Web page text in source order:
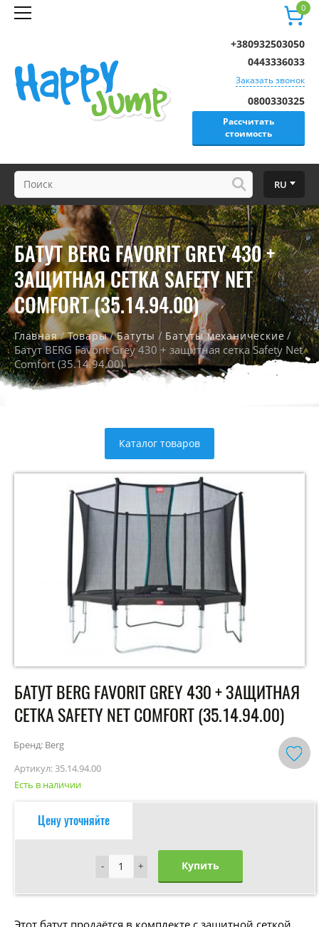
0
0800330325
Рассчитать
стоимость
+380932503050
0443336033
Заказать звонок
RU
БАТУТ BERG FAVORIT GREY 430 +
ЗАЩИТНАЯ СЕТКА SAFETY NET
COMFORT (35.14.94.00)
Главная/Товары/Батуты / Батуты механические /
Батут BERG Favorit Grey 430 + защитная сетка Safety Net
Comfort (35.14.94.00)
Каталог товаров
БАТУТ BERG FAVORIT GREY 430 + ЗАЩИТНАЯ
СЕТКА SAFETY NET COMFORT (35.14.94.00)
Бренд: Berg
Артикул:35.14.94.00
Есть в наличии
Цену уточняйте
+
- +
- Купить
Этот батут продаётся в комплекте с защитной сеткой.